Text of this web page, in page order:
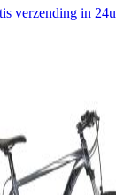
verzending in 24u